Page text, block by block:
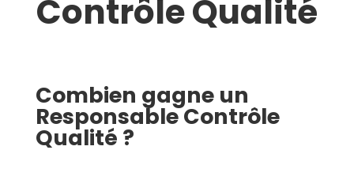
Contrôle Qualité
Combien gagne un
Responsable Contrôle
Qualité ?